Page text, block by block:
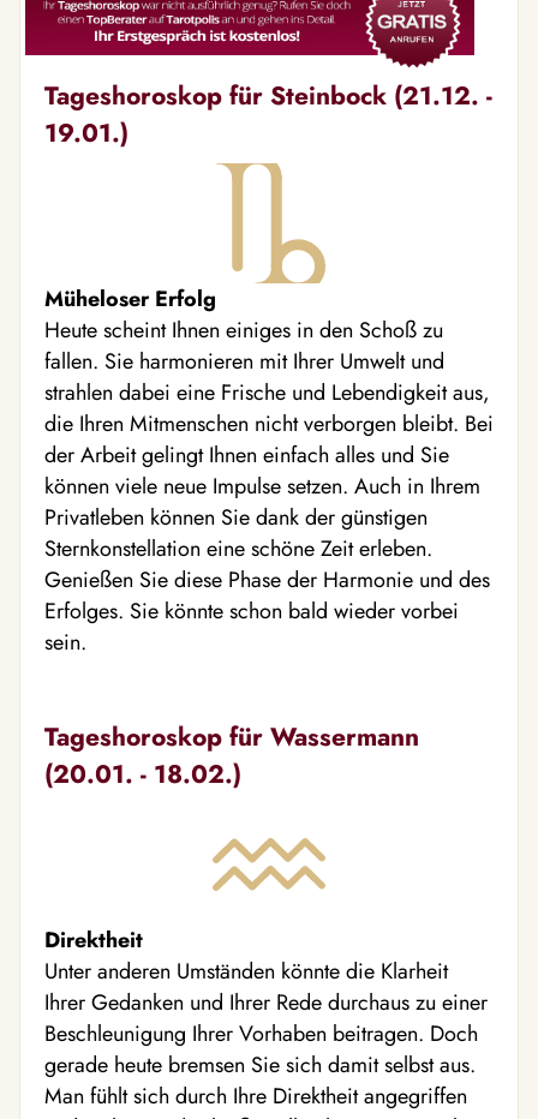
Tageshoroskop für Steinbock (21.12. -
19.01.)
Müheloser Erfolg
Heute scheint Ihnen einiges in den Schoß zu
fallen. Sie harmonieren mit Ihrer Umwelt und
strahlen dabei eine Frische und Lebendigkeit aus,
die Ihren Mitmenschen nicht verborgen bleibt. Bei
der Arbeit gelingt Ihnen einfach alles und Sie
können viele neue Impulse setzen. Auch in Ihrem
Privatleben können Sie dank der günstigen
Sternkonstellation eine schöne Zeit erleben.
Genießen Sie diese Phase der Harmonie und des
Erfolges. Sie könnte schon bald wieder vorbei
sein.
Tageshoroskop für Wassermann
(20.01. - 18.02.)
Direktheit
Unter anderen Umständen könnte die Klarheit
Ihrer Gedanken und Ihrer Rede durchaus zu einer
Beschleunigung Ihrer Vorhaben beitragen. Doch
gerade heute bremsen Sie sich damit selbst aus.
Man fühlt sich durch Ihre Direktheit angegriffen